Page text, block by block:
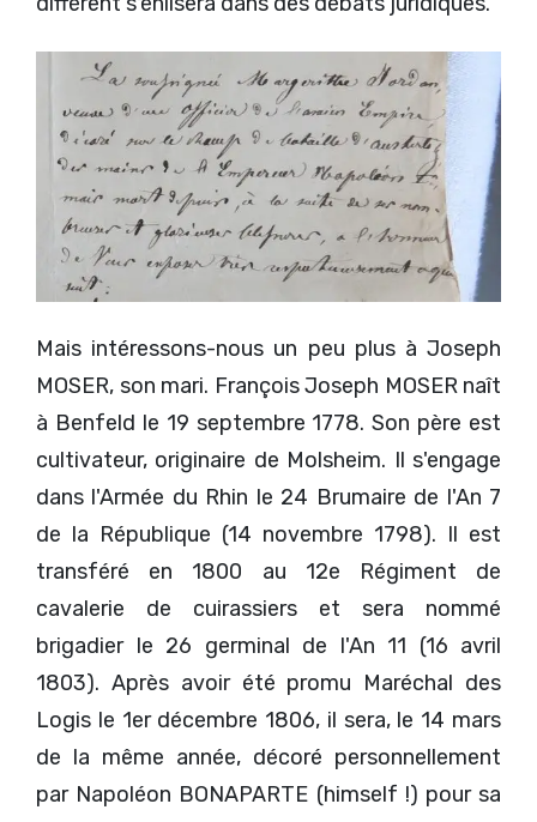
Mais intéressons-nous un peu plus à Joseph
MOSER, son mari. François Joseph MOSER naît
à Benfeld le 19 septembre 1778. Son père est
cultivateur, originaire de Molsheim. Il s'engage
dans l'Armée du Rhin le 24 Brumaire de l'An 7
de la République (14 novembre 1798). Il est
transféré en 1800 au 12e Régiment de
cavalerie de cuirassiers et sera nommé
brigadier le 26 germinal de l'An 11 (16 avril
1803). Après avoir été promu Maréchal des
Logis le 1er décembre 1806, il sera, le 14 mars
de la même année, décoré personnellement
par Napoléon BONAPARTE (himself !) pour sa